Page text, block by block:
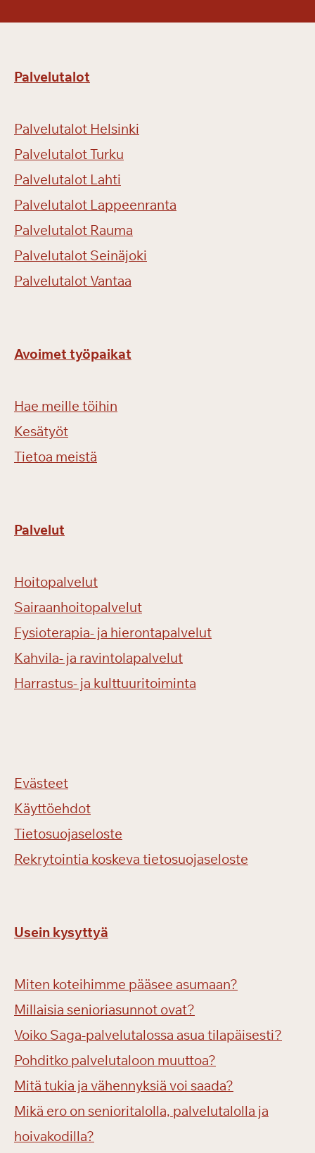
Palvelutalot
Palvelutalot Helsinki
Palvelutalot Turku
Palvelutalot Lahti
Palvelutalot Lappeenranta
Palvelutalot Rauma
Palvelutalot Seinäjoki
Palvelutalot Vantaa
Avoimet työpaikat
Hae meille töihin
Kesätyöt
Tietoa meistä
Palvelut
Hoitopalvelut
Sairaanhoitopalvelut
Fysioterapia- ja hierontapalvelut
Kahvila- ja ravintolapalvelut
Harrastus- ja kulttuuritoiminta
Evästeet
Käyttöehdot
Tietosuojaseloste
Rekrytointia koskeva tietosuojaseloste
Usein kysyttyä
Miten koteihimme pääsee asumaan?
Millaisia senioriasunnot ovat?
Voiko Saga-palvelutalossa asua tilapäisesti?
Pohditko palvelutaloon muuttoa?
Mitä tukia ja vähennyksiä voi saada?
Mikä ero on senioritalolla, palvelutalolla ja
hoivakodilla?